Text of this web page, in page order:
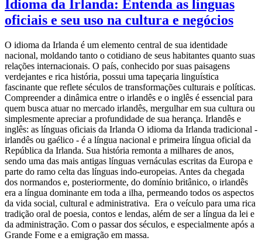
Idioma da Irlanda: Entenda as línguas
oficiais e seu uso na cultura e negócios
O idioma da Irlanda é um elemento central de sua identidade
nacional, moldando tanto o cotidiano de seus habitantes quanto suas
relações internacionais. O país, conhecido por suas paisagens
verdejantes e rica história, possui uma tapeçaria linguística
fascinante que reflete séculos de transformações culturais e políticas.
Compreender a dinâmica entre o irlandês e o inglês é essencial para
quem busca atuar no mercado irlandês, mergulhar em sua cultura ou
simplesmente apreciar a profundidade de sua herança. Irlandês e
inglês: as línguas oficiais da Irlanda O idioma da Irlanda tradicional -
irlandês ou gaélico - é a língua nacional e primeira língua oficial da
República da Irlanda. Sua história remonta a milhares de anos,
sendo uma das mais antigas línguas vernáculas escritas da Europa e
parte do ramo celta das línguas indo-europeias. Antes da chegada
dos normandos e, posteriormente, do domínio britânico, o irlandês
era a língua dominante em toda a ilha, permeando todos os aspectos
da vida social, cultural e administrativa. Era o veículo para uma rica
tradição oral de poesia, contos e lendas, além de ser a língua da lei e
da administração. Com o passar dos séculos, e especialmente após a
Grande Fome e a emigração em massa.